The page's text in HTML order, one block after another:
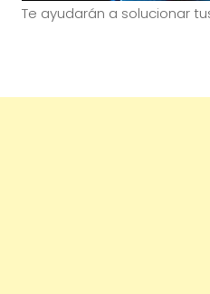
Te ayudarán a solucionar